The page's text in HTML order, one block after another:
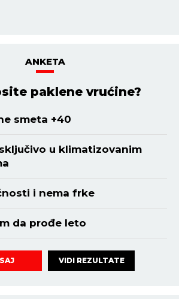
ANKETA
paklene vrućine?
smeta +40
u klimatizovanim
i nema frke
da prođe leto
VIDI REZULTATE